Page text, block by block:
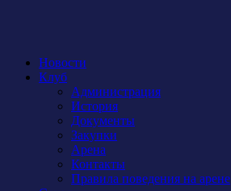
Новости
Клуб
Администрация
История
Документы
Закупки
Арена
Контакты
Правила поведения на арене